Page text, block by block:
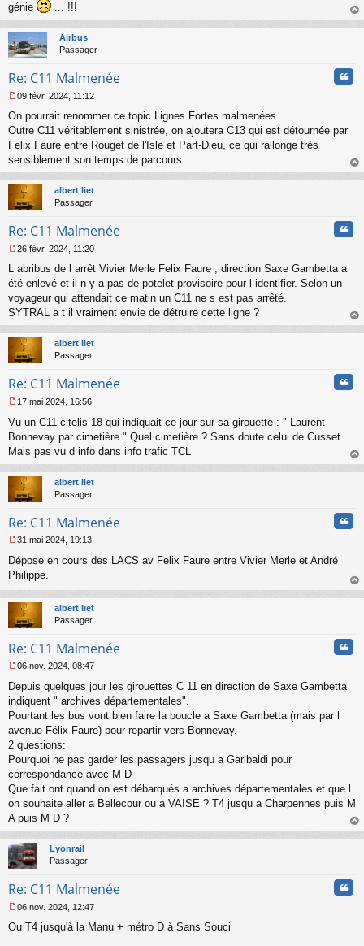
génie
... !!!
au
Airbus
Passager
Re: C11 Malmenée
e
s
s
g
n
o
l
u
09 févr. 2024, 11:12
On pourrait renommer ce topic Lignes Fortes malmenées.
Outre C11 véritablement sinistrée, on ajoutera C13 qui est détournée par
Felix Faure entre Rouget de l'Isle et Part-Dieu, ce qui rallonge très
sensiblement son temps de parcours.
au
albert liet
Passager
Re: C11 Malmenée
e
s
s
a
g
n
o
l
u
26 févr. 2024, 11:20
L abribus de l arrêt Vivier Merle Felix Faure , direction Saxe Gambetta a
été enlevé et il n y a pas de potelet provisoire pour l identifier. Selon un
voyageur qui attendait ce matin un C11 ne s est pas arrêté.
SYTRAL a t il vraiment envie de détruire cette ligne ?
au
albert liet
Passager
Re: C11 Malmenée
e
s
g
e
n
n
u
17 mai 2024, 16:56
Vu un C11 citelis 18 qui indiquait ce jour sur sa girouette : " Laurent
Bonnevay par cimetière." Quel cimetière ? Sans doute celui de Cusset.
Mais pas vu d info dans info trafic TCL
au
albert liet
Passager
Re: C11 Malmenée
e
s
a
g
e
o
l
u
31 mai 2024, 19:13
Dépose en cours des LACS av Felix Faure entre Vivier Merle et André
Philippe.
au
albert liet
Passager
Re: C11 Malmenée
e
s
s
g
e
n
o
n
u
06 nov. 2024, 08:47
Depuis quelques jour les girouettes C 11 en direction de Saxe Gambetta
indiquent " archives départementales".
Pourtant les bus vont bien faire la boucle a Saxe Gambetta (mais par l
avenue Félix Faure) pour repartir vers Bonnevay.
2 questions:
Pourquoi ne pas garder les passagers jusqu a Garibaldi pour
correspondance avec M D
Que fait ont quand on est débarqués a archives départementales et que l
on souhaite aller a Bellecour ou a VAISE ? T4 jusqu a Charpennes puis M
A puis M D ?
au
Lyonrail
Passager
Re: C11 Malmenée
e
06 nov. 2024, 12:47
Ou T4 jusqu'à la Manu + métro D à Sans Souci